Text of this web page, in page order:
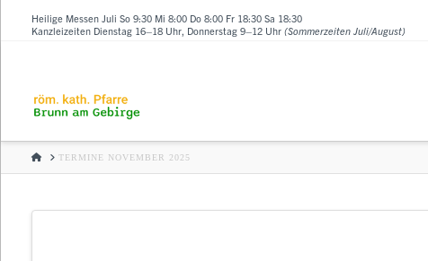
Heilige Messen Juli So 9:30 Mi 8:00 Do 8:00 Fr 18:30 Sa 18:30
Kanzleizeiten Dienstag 16–18 Uhr, Donnerstag 9–12 Uhr (Sommerzeiten Juli/August)
HOMETERMINE NOVEMBER 2025